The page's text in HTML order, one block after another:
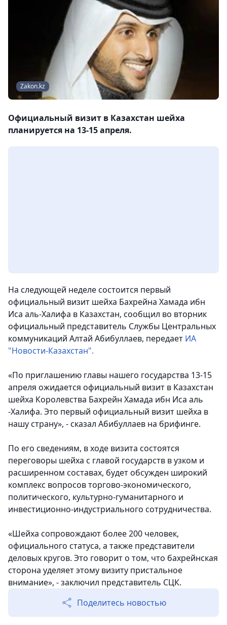
Zakon.kz
Официальный визит в Казахстан шейха
планируется на 13-15 апреля.
На следующей неделе состоится первый
официальный визит шейха Бахрейна Хамада ибн
Иса аль-Халифа в Казахстан, сообщил во вторник
официальный представитель Службы Центральных
коммуникаций Алтай Абибуллаев, передает ИА
"Новости-Казахстан".
«По приглашению главы нашего государства 13-15
апреля ожидается официальный визит в Казахстан
шейха Королевства Бахрейн Хамада ибн Иса аль
-Халифа. Это первый официальный визит шейха в
нашу страну», - сказал Абибуллаев на брифинге.
По его сведениям, в ходе визита состоятся
переговоры шейха с главой государств в узком и
расширенном составах, будет обсужден широкий
комплекс вопросов торгово-экономического,
политического, культурно-гуманитарного и
инвестиционно-индустриального сотрудничества.
«Шейха сопровождают более 200 человек,
официального статуса, а также представители
деловых кругов. Это говорит о том, что бахрейнская
сторона уделяет этому визиту пристальное
внимание», - заключил представитель СЦК.
Поделитесь новостью